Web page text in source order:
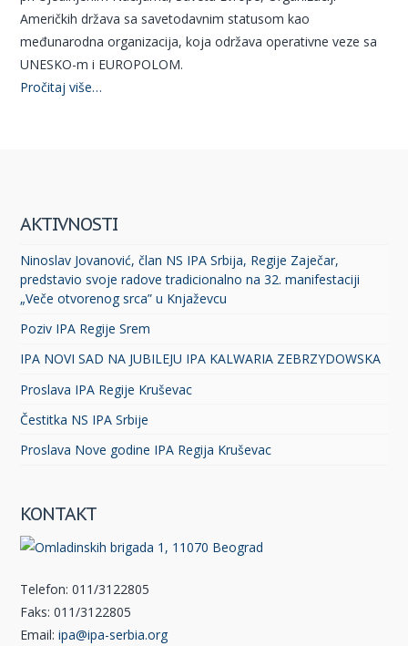
Američkih država sa savetodavnim statusom kao
međunarodna organizacija, koja održava operativne veze sa
UNESKO-m i EUROPOLOM.
Pročitaj više…
AKTIVNOSTI
Ninoslav Jovanović, član NS IPA Srbija, Regije Zaječar,
predstavio svoje radove tradicionalno na 32. manifestaciji
„Veče otvorenog srca” u Knjaževcu
Poziv IPA Regije Srem
IPA NOVI SAD NA JUBILEJU IPA KALWARIA ZEBRZYDOWSKA
Proslava IPA Regije Kruševac
Čestitka NS IPA Srbije
Proslava Nove godine IPA Regija Kruševac
KONTAKT
Telefon: 011/3122805
Faks: 011/3122805
Email:ipa@ipa-serbia.org